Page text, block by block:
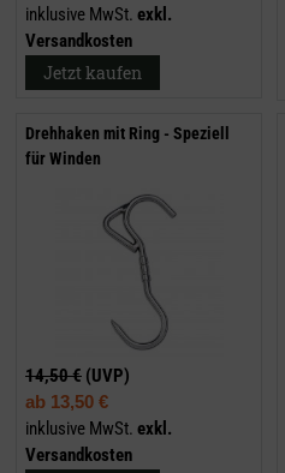
inklusive MwSt. exkl.
Versandkosten
Jetzt kaufen
Drehhaken mit Ring - Speziell
für Winden
14,50 € (UVP)
ab 13,50 €
inklusive MwSt. exkl.
Versandkosten